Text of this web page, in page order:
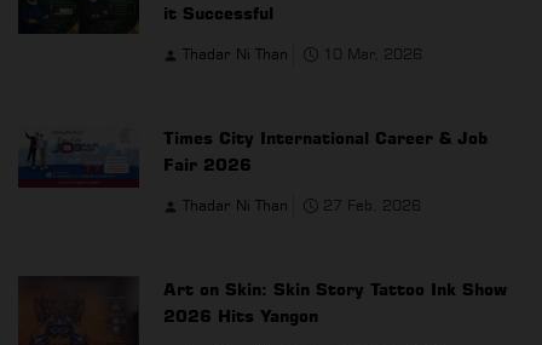
it Successful
Thadar Ni Than 10 Mar, 2026
Times City International Career & Job
Fair 2026
Thadar Ni Than 27 Feb, 2026
Art on Skin: Skin Story Tattoo Ink Show
2026 Hits Yangon